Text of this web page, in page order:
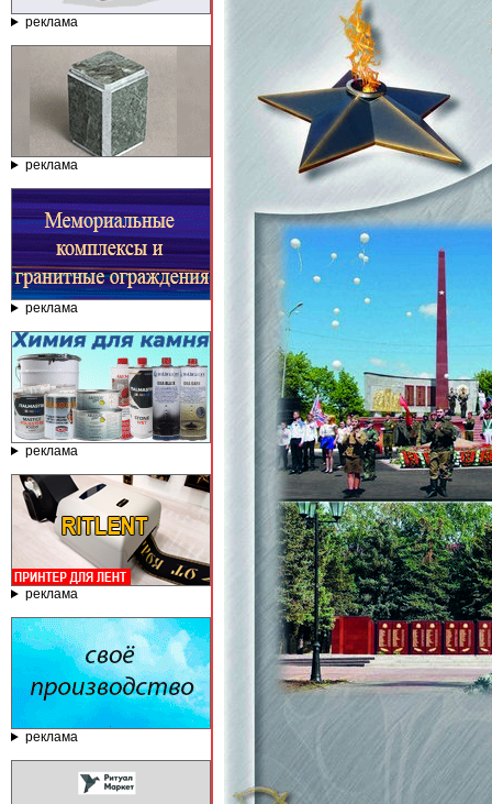
реклама
реклама
реклама
реклама
реклама
реклама